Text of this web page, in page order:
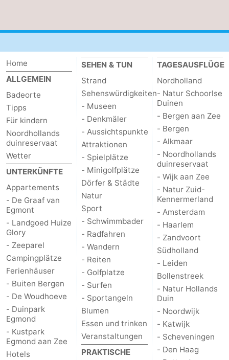
Home
ALLGEMEIN
Badeorte
Tipps
Für kindern
Noordhollands
duinreservaat
Wetter
UNTERKÜNFTE
Appartements
- De Graaf van
Egmont
- Landgoed Huize
Glory
- Zeeparel
Campingplätze
Ferienhäuser
- Buiten Bergen
- De Woudhoeve
- Duinpark
Egmond
- Kustpark
Egmond aan Zee
Hotels
SEHEN & TUN
Strand
Sehenswürdigkeiten
- Museen
- Denkmäler
- Aussichtspunkte
Attraktionen
- Spielplätze
- Minigolfplätze
Dörfer & Städte
Natur
Sport
- Schwimmbader
- Radfahren
- Wandern
- Reiten
- Golfplatze
- Surfen
- Sportangeln
Blumen
Essen und trinken
Veranstaltungen
PRAKTISCHE
TAGESAUSFLÜGE
Nordholland
- Natur Schoorlse
Duinen
- Bergen aan Zee
- Bergen
- Alkmaar
- Noordhollands
duinreservaat
- Wijk aan Zee
- Natur Zuid-
Kennermerland
- Amsterdam
- Haarlem
- Zandvoort
Südholland
- Leiden
Bollenstreek
- Natur Hollands
Duin
- Noordwijk
- Katwijk
- Scheveningen
- Den Haag